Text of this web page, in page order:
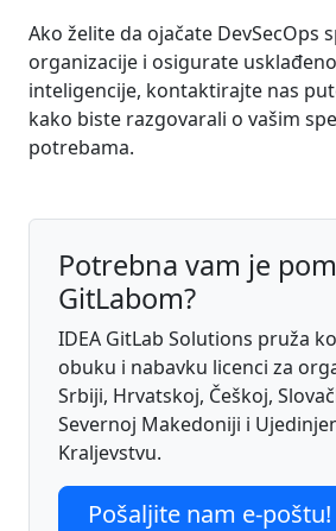
Ako želite da ojačate DevSecOps
organizacije i osigurate
inteligencije, kontaktirajte nas
kako biste razgovarali o vašim
potrebama.
Potrebna vam je
GitLabom?
IDEA GitLab Solutions pruža
obuku i nabavku licenci za
Srbiji, Hrvatskoj, Češkoj,
Severnoj Makedoniji i
Kraljevstvu.
Pošaljite nam e-poštu!